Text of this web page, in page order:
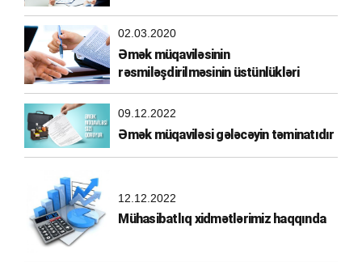
02.03.2020
Əmək müqaviləsinin
rəsmiləşdirilməsinin üstünlükləri
09.12.2022
Əmək müqaviləsi gələcəyin təminatıdır
12.12.2022
Mühasibatlıq xidmətlərimiz haqqında